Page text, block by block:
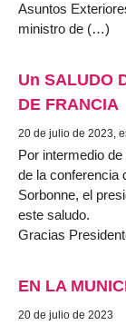
Asuntos
ministro de (…)
Un SALUDO
DE FRANCIA
20 de julio de 2023,
Por intermedio
de la conferencia
Sorbonne, el
este saludo.
Gracias
EN LA
20 de julio de 2023